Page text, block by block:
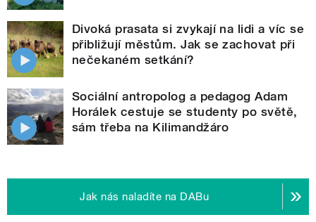
Divoká prasata si zvykají na lidi a víc se
přibližují městům. Jak se zachovat při
nečekaném setkání?
Sociální antropolog a pedagog Adam
Horálek cestuje se studenty po světě,
sám třeba na Kilimandžáro
Jak nás naladíte na DABu